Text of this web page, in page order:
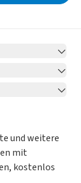
und weitere
mit
kostenlos